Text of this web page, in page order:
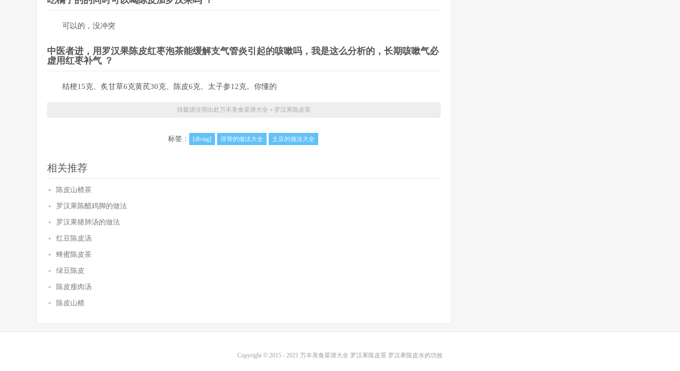
可以的，没冲突
中医者进，用罗汉果陈皮红枣泡茶能缓解支气管炎引起的咳嗽吗，我是这么分析的，长期咳嗽气必
虚用红枣补气 ？
桔梗15克、炙甘草6克黄芪30克、陈皮6克、太子参12克。你懂的
转载请注明出处万丰美食菜谱大全 » 罗汉果陈皮茶
标签： [db:tag] 排骨的做法大全 土豆的做法大全
相关推荐
陈皮山楂茶
罗汉果陈醋鸡脚的做法
罗汉果猪肺汤的做法
红豆陈皮汤
蜂蜜陈皮茶
绿豆陈皮
陈皮瘦肉汤
陈皮山楂
Copyright © 2015 - 2021 万丰美食菜谱大全 罗汉果陈皮茶 罗汉果陈皮水的功效